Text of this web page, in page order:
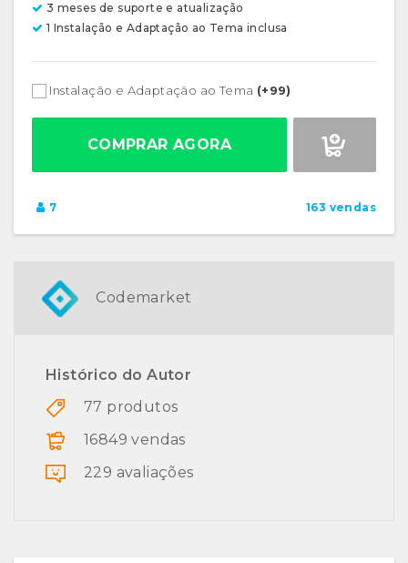
3 meses de suporte e atualização
1 Instalação e Adaptação ao Tema inclusa
Instalação e Adaptação ao Tema (+99)
COMPRAR AGORA
7 163 vendas
Codemarket
Histórico do Autor
77 produtos
16849 vendas
229 avaliações